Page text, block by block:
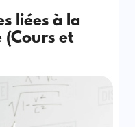
liées à la
et